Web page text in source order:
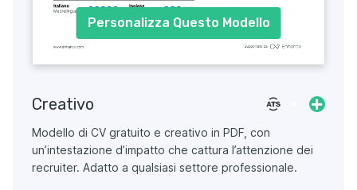
Personalizza Questo Modello
Creativo
Modello di CV gratuito e creativo in PDF, con
un’intestazione d’impatto che cattura l’attenzione dei
recruiter. Adatto a qualsiasi settore professionale.